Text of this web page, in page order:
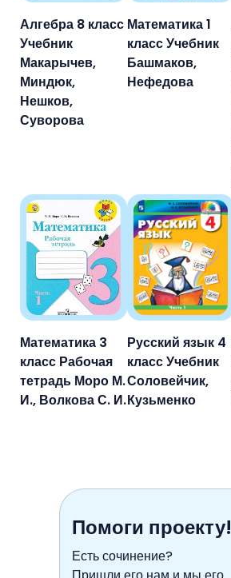
Алгебра 8 класс
Учебник
Макарычев,
Миндюк,
Нешков,
Суворова
Математика 1
класс Учебник
Башмаков,
Нефедова
Математика 3
класс Рабочая
тетрадь Моро М.
И., Волкова С. И.
Русский язык 4
класс Учебник
Соловейчик,
Кузьменко
Помоги проекту!
Есть сочинение?